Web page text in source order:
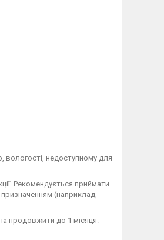
вологості, недоступному для
Рекомендується приймати
(наприклад,
продовжити до 1 місяця.